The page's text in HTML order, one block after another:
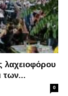
λαχειοφόρου
των...
0